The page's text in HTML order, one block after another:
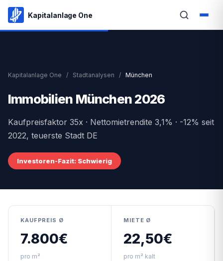
Kapitalanlage One
Kapitalanlage One / Stadtanalysen / München
Immobilien München 2026
Kaufpreisfaktor 35x · Nettomietrendite 3,1% · -12% seit
2022, teuerste Stadt DE
Investoren-Fazit: Schwierig
KAUFPREIS Ø
7.800€
pro m²
MIETE Ø
22,50€
pro m² kalt